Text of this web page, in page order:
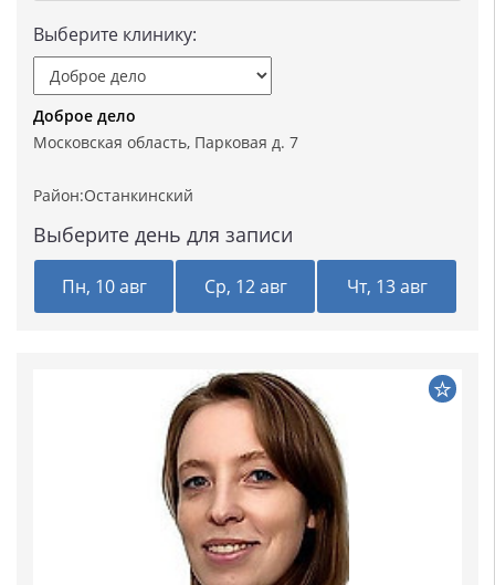
Выберите клинику:
Доброе дело
Московская область, Парковая д. 7
Район:Останкинский
Выберите день для записи
Пн, 10 авг Ср, 12 авг Чт, 13 авг